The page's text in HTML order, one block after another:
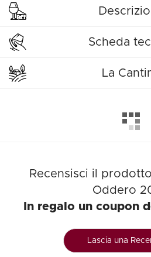
Scheda
La
Recensisci il
Oddero
In regalo un coupon
Lascia una